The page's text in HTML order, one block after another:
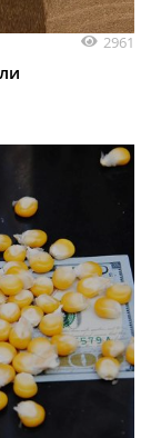
2961